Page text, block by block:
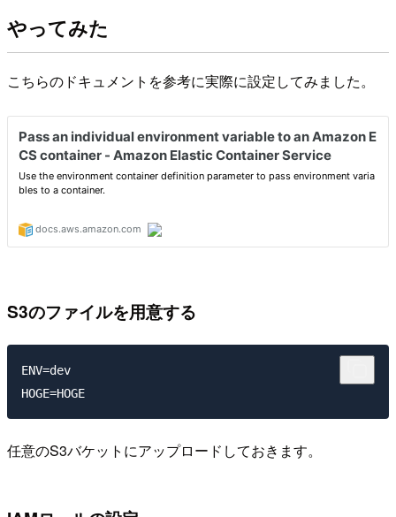
やってみた
こちらのドキュメントを参考に実際に設定してみました。
S3のファイルを用意する
ENV=dev
任意のS3バケットにアップロードしておきます。